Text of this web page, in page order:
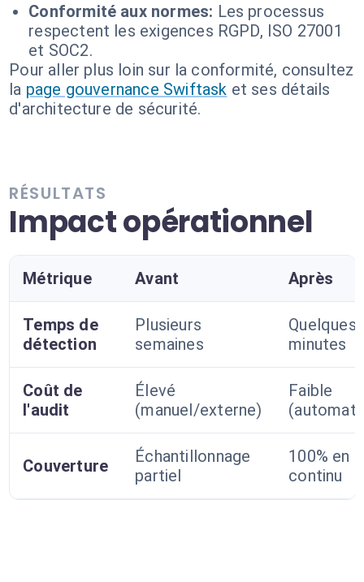
Conformité aux normes: Les processus
respectent les exigences RGPD, ISO 27001
et SOC2.
Pour aller plus loin sur la conformité, consultez
la page gouvernance Swiftask et ses détails
d'architecture de sécurité.
RÉSULTATS
Impact opérationnel
Métrique Avant Après
Temps de
détection
Plusieurs
semaines
Quelques
minutes
Coût de
l'audit
Élevé
(manuel/externe)
Faible
Couverture
Échantillonnage
partiel
100% en
continu